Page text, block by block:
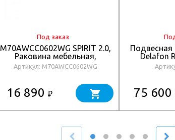
Под заказ
M70AWCC0602WG SPIRIT 2.0,
Раковина мебельная,
керамическая, 60 см,
встроенная, цвет: белый,
Артикул: M70AWCC0602WG
16 890 ₽
Подвесная
Delafon
75 600